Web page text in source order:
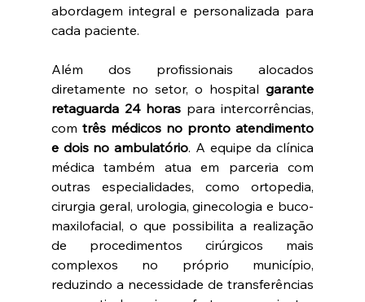
abordagem integral e personalizada para
cada paciente.
Além dos profissionais alocados
diretamente no setor, o hospital garante
retaguarda 24 horas para intercorrências,
com três médicos no pronto atendimento
e dois no ambulatório. A equipe da clínica
médica também atua em parceria com
outras especialidades, como ortopedia,
cirurgia geral, urologia, ginecologia e buco-
maxilofacial, o que possibilita a realização
de procedimentos cirúrgicos mais
complexos no próprio município,
reduzindo a necessidade de transferências